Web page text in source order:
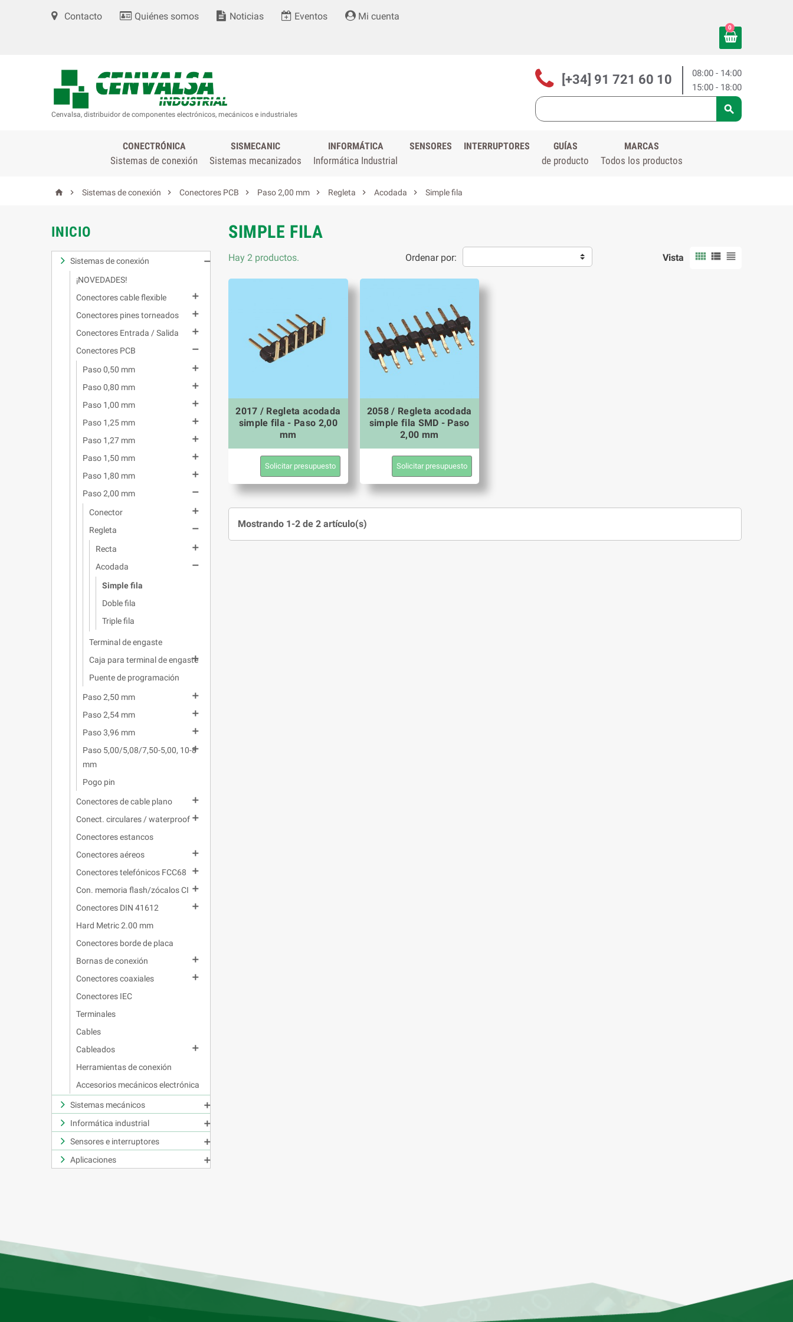
Contacto Quiénes somos Noticias Eventos Mi cuenta
0
Cenvalsa, distribuidor de componentes electrónicos, mecánicos e industriales
08:00 - 14:00
15:00 - 18:00
[+34] 91 721 60 10

CONECTRÓNICA
Sistemas de conexión
SISMECANIC
Sistemas mecanizados
INFORMÁTICA
Informática Industrial
SENSORES INTERRUPTORES GUÍAS
de producto
MARCAS
Todos los productos
  Sistemas de conexión  Conectores PCB  Paso 2,00 mm  Regleta  Acodada  Simple fila
INICIO
Sistemas de conexión

¡NOVEDADES!
Conectores cable flexible

Conectores pines torneados

Conectores Entrada / Salida

Conectores PCB

Paso 0,50 mm

Paso 0,80 mm

Paso 1,00 mm

Paso 1,25 mm

Paso 1,27 mm

Paso 1,50 mm

Paso 1,80 mm

Paso 2,00 mm

Conector

Regleta

Recta

Acodada

Simple fila
Doble fila
Triple fila
Terminal de engaste
Caja para terminal de engaste

Puente de programación
Paso 2,50 mm

Paso 2,54 mm

Paso 3,96 mm

Paso 5,00/5,08/7,50-5,00, 10-8
mm

Pogo pin
Conectores de cable plano

Conect. circulares / waterproof 
Conectores estancos
Conectores aéreos

Conectores telefónicos FCC68

Con. memoria flash/zócalos CI 
Conectores DIN 41612

Hard Metric 2.00 mm
Conectores borde de placa
Bornas de conexión

Conectores coaxiales

Conectores IEC
Terminales
Cables
Cableados

Herramientas de conexión
Accesorios mecánicos electrónica
Sistemas mecánicos

Informática industrial

Sensores e interruptores

Aplicaciones

SIMPLE FILA
Hay 2 productos. Ordenar por: Vista   
2017 / Regleta acodada
simple fila - Paso 2,00
mm
Solicitar presupuesto
2058 / Regleta acodada
simple fila SMD - Paso
2,00 mm
Solicitar presupuesto
Mostrando 1-2 de 2 artículo(s)